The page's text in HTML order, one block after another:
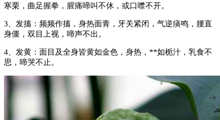
寒栗，曲足握拳，腥痛啼叫不休，或口噤不开。
3、发搐：频频作搐，身热面青，牙关紧闭，气逆痰鸣，腰直
身僵，双目上视，啼声不出。
4、发黄：面目及全身皆黄如金色，身热，**如栀汁，乳食不
思，啼哭不止。